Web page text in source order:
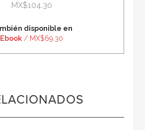
MX$104.30
disponible en
Ebook/ MX$69.30